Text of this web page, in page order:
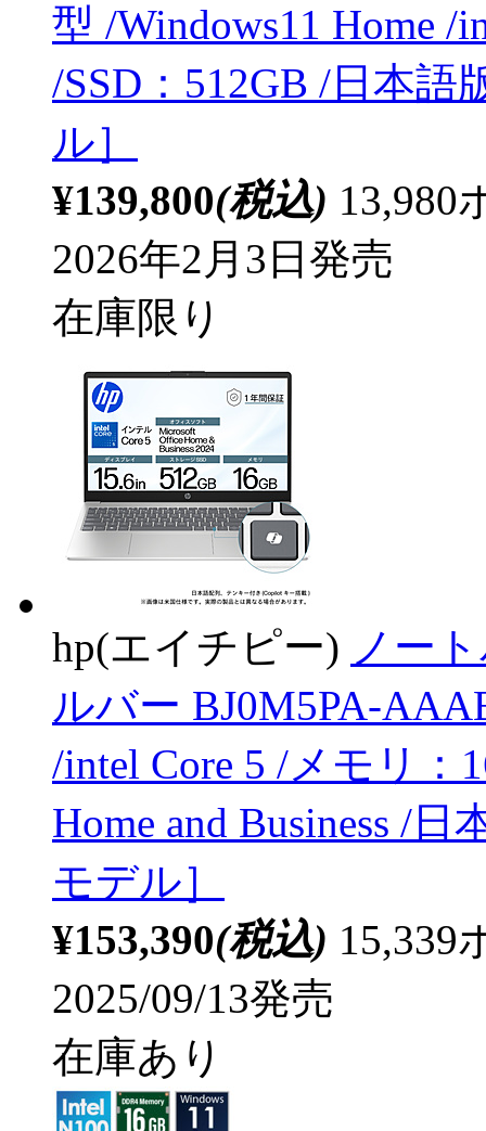
型 /Windows11 Home /
/SSD：512GB /日本語
ル］
¥139,800(税込) 13,980
2026年2月3日発売
在庫限り
hp(エイチピー) ノー
ルバー BJ0M5PA-
/intel Core 5 /メモリ：
Home and Business /
モデル］
¥153,390(税込) 15,339
2025/09/13発売
在庫あり